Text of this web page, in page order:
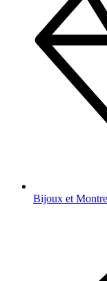
Bijoux et